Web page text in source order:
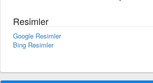
Resimler
Google Resimler
Bing Resimler